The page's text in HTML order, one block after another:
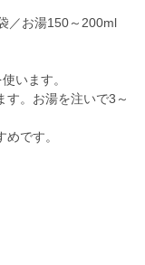
／お湯150～200ml
います。
す。お湯を注いで3～
です。